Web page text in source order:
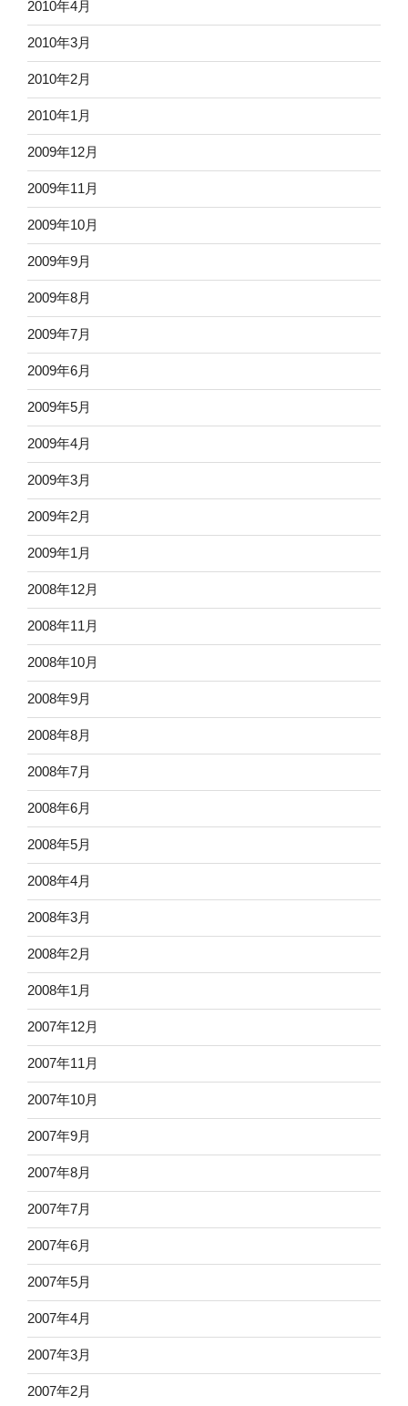
2010年4月
2010年3月
2010年2月
2010年1月
2009年12月
2009年11月
2009年10月
2009年9月
2009年8月
2009年7月
2009年6月
2009年5月
2009年4月
2009年3月
2009年2月
2009年1月
2008年12月
2008年11月
2008年10月
2008年9月
2008年8月
2008年7月
2008年6月
2008年5月
2008年4月
2008年3月
2008年2月
2008年1月
2007年12月
2007年11月
2007年10月
2007年9月
2007年8月
2007年7月
2007年6月
2007年5月
2007年4月
2007年3月
2007年2月